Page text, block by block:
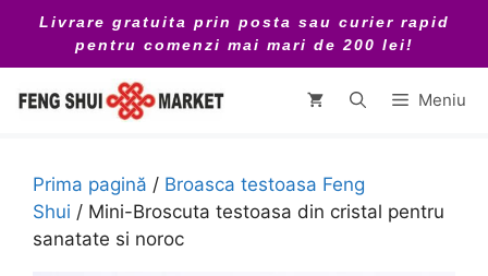
conținut
Livrare gratuita prin posta sau curier rapid
pentru comenzi mai mari de 200 lei!
Meniu
Prima pagină / Broasca testoasa Feng
Shui / Mini-Broscuta testoasa din cristal pentru
sanatate si noroc